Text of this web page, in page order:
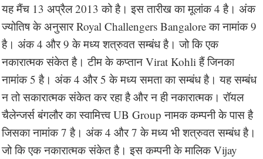
यह मैंच 13 अप्रैल 2013 को है। इस तारीख का मूलांक 4 है। अंक
ज्योतिष के अनुसार Royal Challengers Bangalore का नामांक 9
है। अंक 4 और 9 के मध्य शत्रुवत सम्बंध है। जो कि एक
नकारात्मक संकेत है। टीम के कप्तान Virat Kohli हैं जिनका
नामांक 5 है। अंक 4 और 5 के मध्य समता का सम्बंध है। यह सम्बंध
न तो सकारात्मक संकेत कर रहा है और न ही नकारात्मक। रॉयल
चैलेन्जर्स बंगलौर का स्वामित्त्व UB Group नामक कम्पनी के पास है
जिसका नामांक 7 है। अंक 4 और 7 के मध्य भी शत्रुवत सम्बंध है।
जो कि एक नकारात्मक संकेत है। इस कम्पनी के मालिक Vijay